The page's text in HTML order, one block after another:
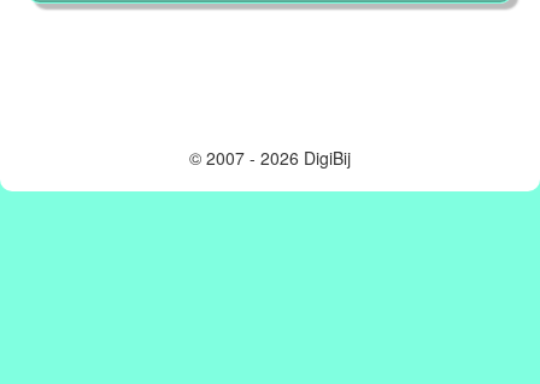
© 2007 - 2026 DigiBij